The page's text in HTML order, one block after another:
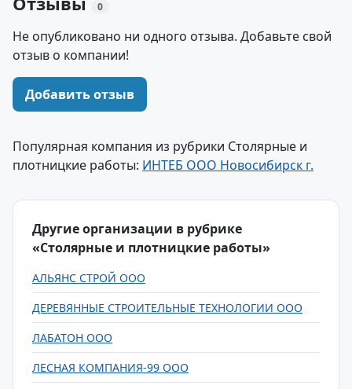
0
Не опубликовано ни одного отзыва. Добавьте свой
отзыв о компании!
Добавить отзыв
Популярная компания из рубрики Столярные и
плотницкие работы: ИНТЕБ ООО Новосибирск г.
Другие организации в рубрике
«Столярные и плотницкие работы»
АЛЬЯНС СТРОЙ ООО
ДЕРЕВЯННЫЕ СТРОИТЕЛЬНЫЕ ТЕХНОЛОГИИ ООО
ЛАБАТОН ООО
ЛЕСНАЯ КОМПАНИЯ-99 ООО